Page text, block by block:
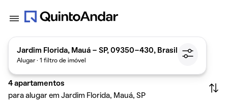
Jardim Florida, Mauá - SP, 09350-430, Brasil
Alugar · 1 filtro de imóvel
4 apartamentos
para alugar em Jardim Florida, Mauá, SP